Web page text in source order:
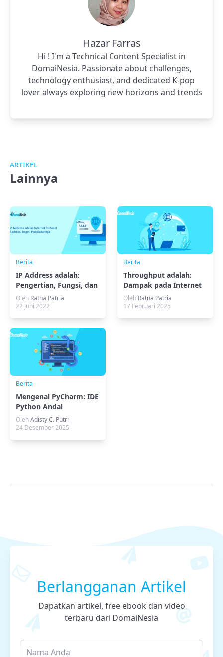
Hazar Farras
Hi ! I'm a Technical Content Specialist in
DomaiNesia. Passionate about challenges,
technology enthusiast, and dedicated K-pop
lover always exploring new horizons and trends
ARTIKEL
Lainnya
Berita
IP Address adalah:
Pengertian, Fungsi, dan
Cara Kerjanya
Oleh Ratna Patria
22 Juni 2022
Berita
Throughput adalah:
Dampak pada Internet
Oleh Ratna Patria
17 Februari 2025
Berita
Mengenal PyCharm: IDE
Python Andal
OlehAdisty C. Putri
24 Desember 2025
Berlangganan Artikel
Dapatkan artikel, free ebook dan video
terbaru dari DomaiNesia